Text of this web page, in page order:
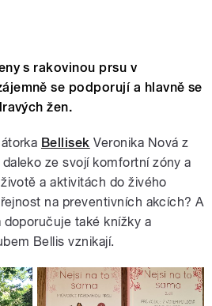
s rakovinou prsu v
se podporují a hlavně se
žen.
Bellisek Veronika Nová z
ze svojí komfortní zóny a
a aktivitách do živého
na preventivních akcích? A
doporučuje také knížky a
Bellis vznikají.